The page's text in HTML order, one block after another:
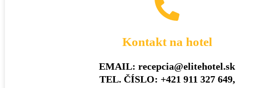
Kontakt na hotel
EMAIL: recepcia@elitehotel.sk
TEL. ČÍSLO: +421 911 327 649,